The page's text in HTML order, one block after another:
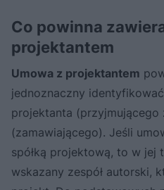
Co powinna
projektantem
Umowa z projektantem
jednoznaczny identyfikować
projektanta (przyjmującego
(zamawiającego). Jeśli
spółką projektową, to w jej
wskazany zespół autorski,